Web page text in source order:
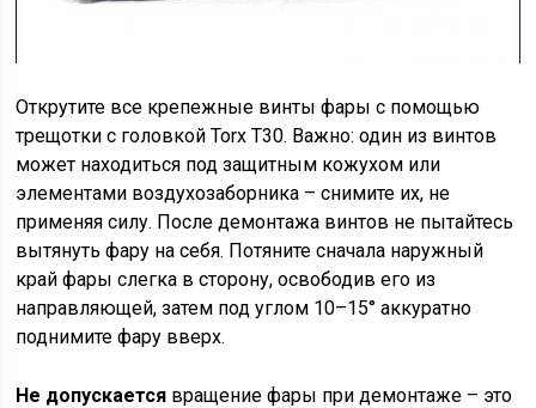
Открутите все крепежные винты фары с помощью
трещотки с головкой Torx T30. Важно: один из винтов
может находиться под защитным кожухом или
элементами воздухозаборника – снимите их, не
применяя силу. После демонтажа винтов не пытайтесь
вытянуть фару на себя. Потяните сначала наружный
край фары слегка в сторону, освободив его из
направляющей, затем под углом 10–15° аккуратно
поднимите фару вверх.
Не допускается вращение фары при демонтаже – это